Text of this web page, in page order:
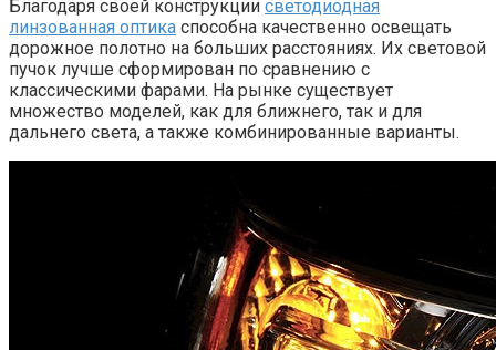
Благодаря своей конструкции светодиодная
линзованная оптика способна качественно освещать
дорожное полотно на больших расстояниях. Их световой
пучок лучше сформирован по сравнению с
классическими фарами. На рынке существует
множество моделей, как для ближнего, так и для
дальнего света, а также комбинированные варианты.